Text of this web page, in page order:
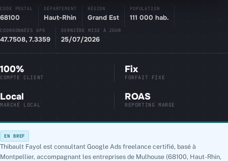
CODE POSTAL
68100
DÉPARTEMENT
Haut-Rhin
RÉGION
Grand Est
POPULATION
111 000 hab.
COORDONNÉES GPS
47.7508, 7.3359
DERNIÈRE MISE À JOUR
25/07/2026
100%
COMPTE CLIENT
Fix
FORFAIT FIXE
Local
MARCHÉ LOCAL
ROAS
REPORTING MARGE
EN BREF
Thibault Fayol est consultant Google Ads freelance certifié, basé à
Montpellier, accompagnant les entreprises de Mulhouse (68100, Haut-Rhin,